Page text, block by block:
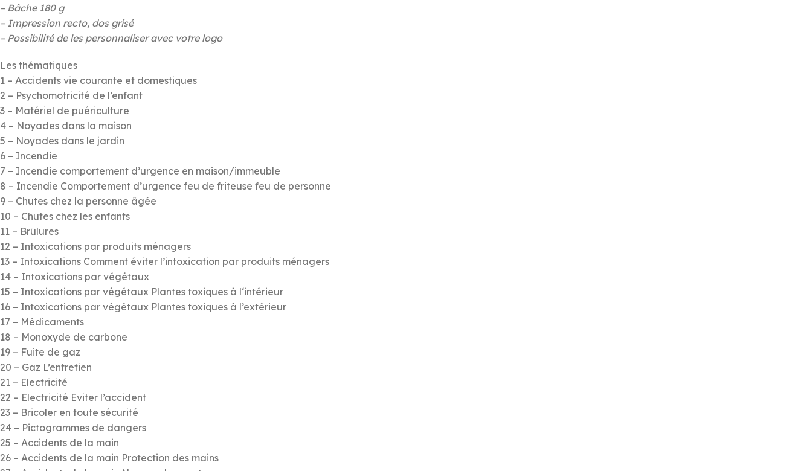
– Bâche 180 g
– Impression recto, dos grisé
– Possibilité de les personnaliser avec votre logo
Les thématiques
1 – Accidents vie courante et domestiques
2 – Psychomotricité de l’enfant
3 – Matériel de puériculture
4 – Noyades dans la maison
5 – Noyades dans le jardin
6 – Incendie
7 – Incendie comportement d’urgence en maison/immeuble
8 – Incendie Comportement d’urgence feu de friteuse feu de personne
9 – Chutes chez la personne âgée
10 – Chutes chez les enfants
11 – Brûlures
12 – Intoxications par produits ménagers
13 – Intoxications Comment éviter l’intoxication par produits ménagers
14 – Intoxications par végétaux
15 – Intoxications par végétaux Plantes toxiques à l‘intérieur
16 – Intoxications par végétaux Plantes toxiques à l’extérieur
17 – Médicaments
18 – Monoxyde de carbone
19 – Fuite de gaz
20 – Gaz L’entretien
21 – Electricité
22 – Electricité Eviter l’accident
23 – Bricoler en toute sécurité
24 – Pictogrammes de dangers
25 – Accidents de la main
26 – Accidents de la main Protection des mains